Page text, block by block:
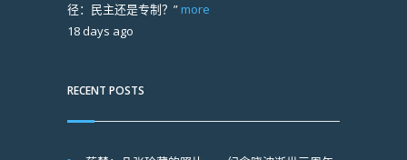
径：民主还是专制？” more
18 days ago
RECENT POSTS